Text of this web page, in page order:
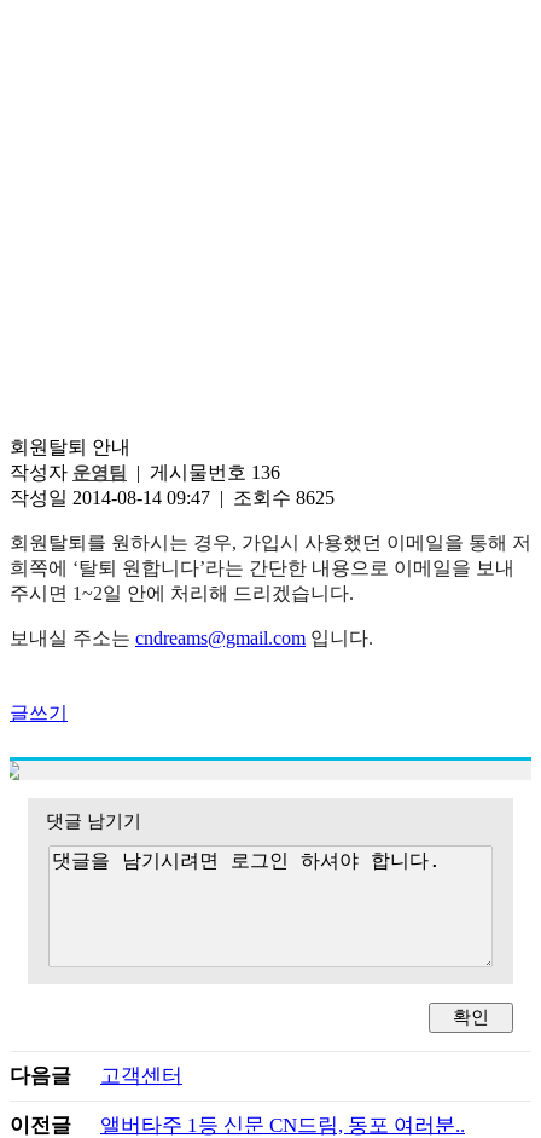
회원탈퇴 안내
작성자 운영팀
| 게시물번호 136
작성일 2014-08-14 09:47 | 조회수 8625
회원탈퇴를 원하시는 경우, 가입시 사용했던 이메일을 통해 저
희쪽에 ‘탈퇴 원합니다’라는 간단한 내용으로 이메일을 보내
주시면 1~2일 안에 처리해 드리겠습니다.
보내실 주소는 cndreams@gmail.com 입니다.
글쓰기
댓글 남기기
다음글 고객센터
이전글 앨버타주 1등 신문 CN드림, 동포 여러분..